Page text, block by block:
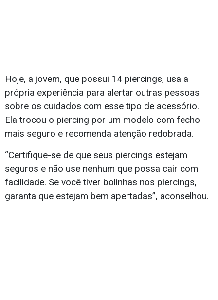
Hoje, a jovem, que possui 14 piercings, usa a
própria experiência para alertar outras pessoas
sobre os cuidados com esse tipo de acessório.
Ela trocou o piercing por um modelo com fecho
mais seguro e recomenda atenção redobrada.
“Certifique-se de que seus piercings estejam
seguros e não use nenhum que possa cair com
facilidade. Se você tiver bolinhas nos piercings,
garanta que estejam bem apertadas”, aconselhou.